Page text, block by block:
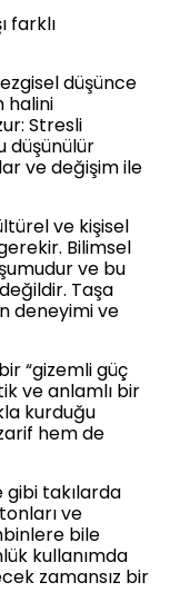
farklı
düşünce
halini
Stresli
düşünülür
ve değişim ile
ve kişisel
Bilimsel
ve bu
Taşa
deneyimi ve
“gizemli güç
ve anlamlı bir
kurduğu
hem de
gibi takılarda
ve
bile
kullanımda
zamansız bir